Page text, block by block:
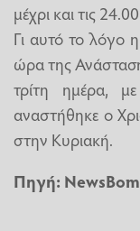
μέχρι και τις
Γι αυτό το λόγο
ώρα της
τρίτη ημέρα,
αναστήθηκε ο
στην Κυριακή.
Πηγή: